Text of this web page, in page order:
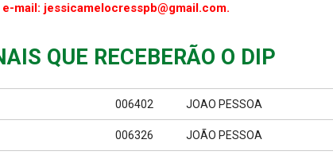
mail: jessicamelocresspb@gmail.com.
QUE RECEBERÃO O DIP
006402 JOAO PESSOA
006326 JOÃO PESSOA